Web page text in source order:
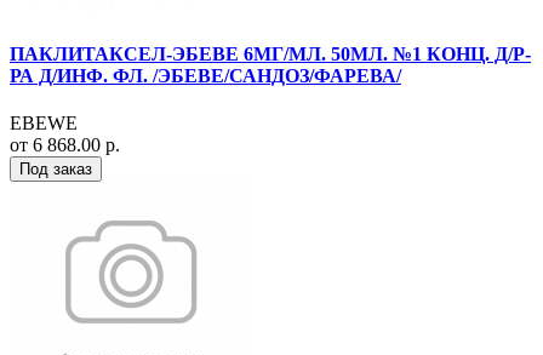
ПАКЛИТАКСЕЛ-ЭБЕВЕ 6МГ/МЛ. 50МЛ. №1 КОНЦ. Д/Р-
РА Д/ИНФ. ФЛ. /ЭБЕВЕ/САНДОЗ/ФАРЕВА/
EBEWE
от 6 868.00 р.
Под заказ